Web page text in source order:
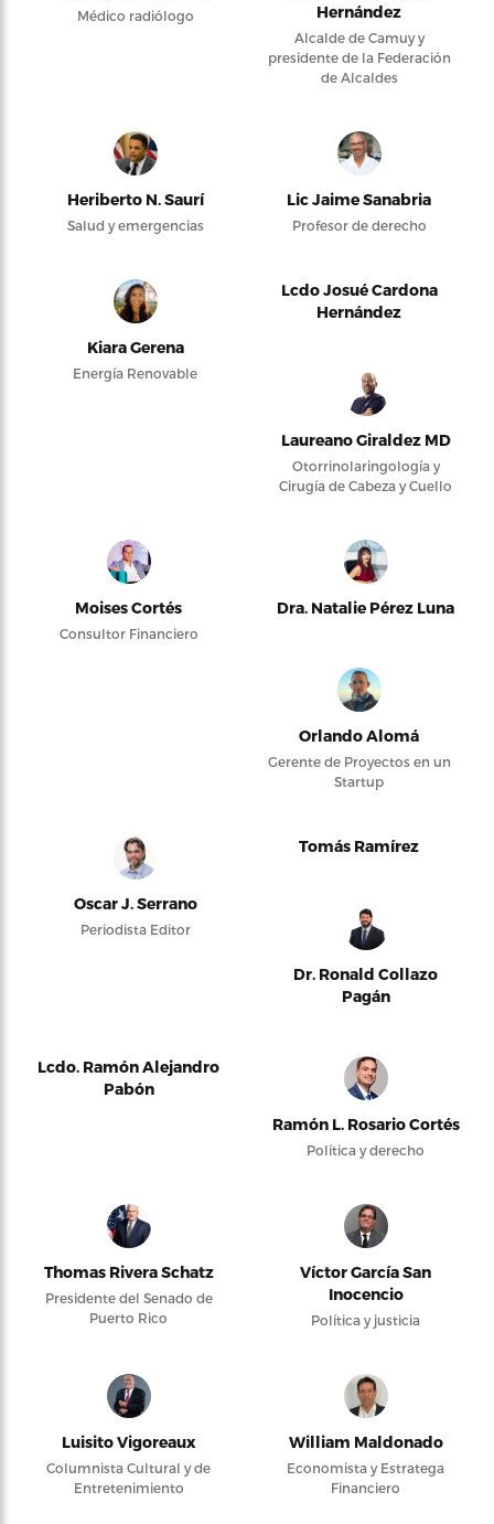
Médico radiólogo
Hernández
Alcalde de Camuy y
presidente de la Federación
de Alcaldes
Heriberto N. Saurí
Salud y emergencias
Lic Jaime Sanabria
Profesor de derecho
Kiara Gerena
Energía Renovable
Lcdo Josué Cardona
Hernández
Laureano Giraldez MD
Otorrinolaringología y
Cirugía de Cabeza y Cuello
Moises Cortés
Consultor Financiero
Dra. Natalie Pérez Luna
Orlando Alomá
Gerente de Proyectos en un
Startup
Oscar J. Serrano
Periodista Editor
Tomás Ramírez
Dr. Ronald Collazo
Pagán
Lcdo. Ramón Alejandro
Pabón
Ramón L. Rosario Cortés
Política y derecho
Thomas Rivera Schatz
Presidente del Senado de
Puerto Rico
Víctor García San
Inocencio
Política y justicia
Luisito Vigoreaux
Columnista Cultural y de
Entretenimiento
William Maldonado
Economista y Estratega
Financiero